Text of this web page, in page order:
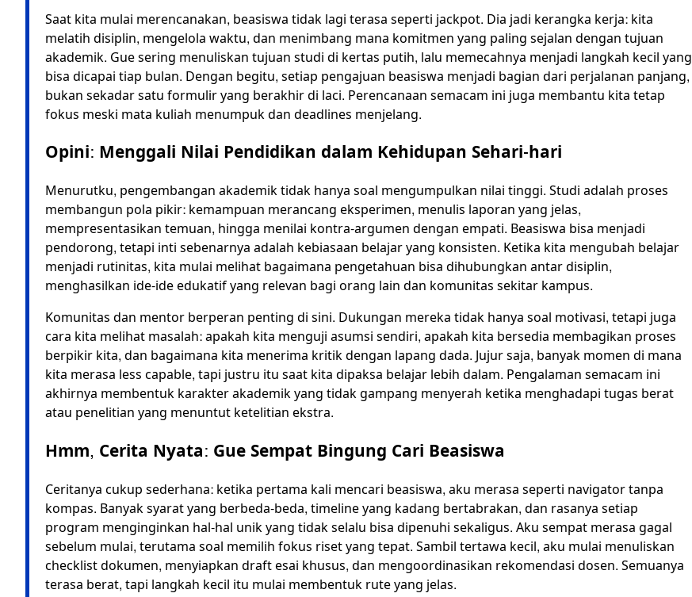
Saat kita mulai merencanakan, beasiswa tidak lagi terasa seperti jackpot. Dia jadi kerangka kerja: kita
melatih disiplin, mengelola waktu, dan menimbang mana komitmen yang paling sejalan dengan tujuan
akademik. Gue sering menuliskan tujuan studi di kertas putih, lalu memecahnya menjadi langkah kecil yang
bisa dicapai tiap bulan. Dengan begitu, setiap pengajuan beasiswa menjadi bagian dari perjalanan panjang,
bukan sekadar satu formulir yang berakhir di laci. Perencanaan semacam ini juga membantu kita tetap
fokus meski mata kuliah menumpuk dan deadlines menjelang.
Opini: Menggali Nilai Pendidikan dalam Kehidupan Sehari-hari
Menurutku, pengembangan akademik tidak hanya soal mengumpulkan nilai tinggi. Studi adalah proses
membangun pola pikir: kemampuan merancang eksperimen, menulis laporan yang jelas,
mempresentasikan temuan, hingga menilai kontra-argumen dengan empati. Beasiswa bisa menjadi
pendorong, tetapi inti sebenarnya adalah kebiasaan belajar yang konsisten. Ketika kita mengubah belajar
menjadi rutinitas, kita mulai melihat bagaimana pengetahuan bisa dihubungkan antar disiplin,
menghasilkan ide-ide edukatif yang relevan bagi orang lain dan komunitas sekitar kampus.
Komunitas dan mentor berperan penting di sini. Dukungan mereka tidak hanya soal motivasi, tetapi juga
cara kita melihat masalah: apakah kita menguji asumsi sendiri, apakah kita bersedia membagikan proses
berpikir kita, dan bagaimana kita menerima kritik dengan lapang dada. Jujur saja, banyak momen di mana
kita merasa less capable, tapi justru itu saat kita dipaksa belajar lebih dalam. Pengalaman semacam ini
akhirnya membentuk karakter akademik yang tidak gampang menyerah ketika menghadapi tugas berat
atau penelitian yang menuntut ketelitian ekstra.
Hmm, Cerita Nyata: Gue Sempat Bingung Cari Beasiswa
Ceritanya cukup sederhana: ketika pertama kali mencari beasiswa, aku merasa seperti navigator tanpa
kompas. Banyak syarat yang berbeda-beda, timeline yang kadang bertabrakan, dan rasanya setiap
program menginginkan hal-hal unik yang tidak selalu bisa dipenuhi sekaligus. Aku sempat merasa gagal
sebelum mulai, terutama soal memilih fokus riset yang tepat. Sambil tertawa kecil, aku mulai menuliskan
checklist dokumen, menyiapkan draft esai khusus, dan mengoordinasikan rekomendasi dosen. Semuanya
terasa berat, tapi langkah kecil itu mulai membentuk rute yang jelas.